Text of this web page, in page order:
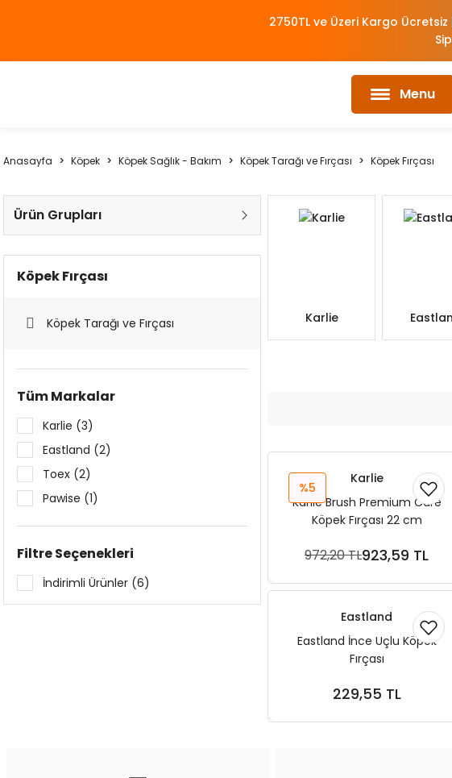
2750TL ve Üzeri Kargo
Menu
Anasayfa Köpek Köpek Sağlık - Bakım Köpek Tarağı ve Fırçası Köpek Fırçası
Ürün Grupları
Köpek Fırçası
Köpek Tarağı ve Fırçası
Tüm Markalar
Karlie (3)
Eastland (2)
Toex (2)
Pawise (1)
Filtre Seçenekleri
İndirimli Ürünler (6)
Karlie
%5
Karlie
Karlie Brush Premium Care
Köpek Fırçası 22 cm
972,20 TL923,59 TL
Sepete Ekle
Eastland
Eastland İnce Uçlu Köpek
Fırçası
229,55 TL
Sepete Ekle